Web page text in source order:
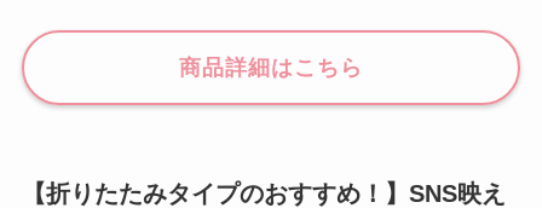
商品詳細はこちら
【折りたたみタイプのおすすめ！】SNS映え